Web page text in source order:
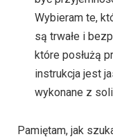
Wybieram te,
są trwałe i
które posłużą
instrukcja jest
wykonane z
Pamiętam, jak